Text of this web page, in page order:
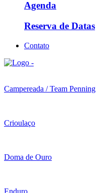
Agenda
Reserva de Datas
Contato
Campereada / Team Penning
Crioulaço
Doma de Ouro
Enduro